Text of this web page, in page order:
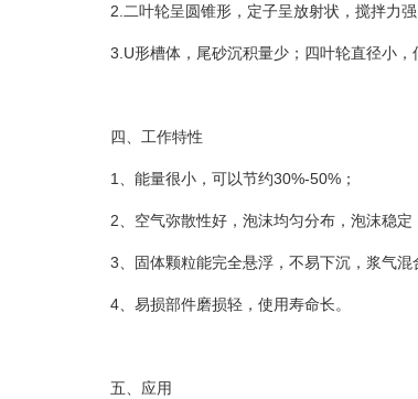
2.二叶轮呈圆锥形，定子呈放射状，搅拌力强
3.U形槽体，尾砂沉积量少；四叶轮直径小，
四、工作特性
1、能量很小，可以节约30%-50%；
2、空气弥散性好，泡沫均匀分布，泡沫稳定
3、固体颗粒能完全悬浮，不易下沉，浆气混
4、易损部件磨损轻，使用寿命长。
五、应用